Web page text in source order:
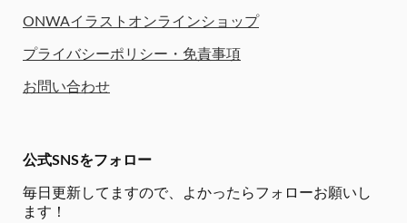
ONWAイラストオンラインショップ
プライバシーポリシー・免責事項
お問い合わせ
公式SNSをフォロー
毎日更新してますので、
よかったらフォローお願いし
ます！